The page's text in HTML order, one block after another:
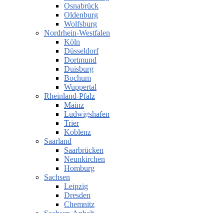
Osnabrück
Oldenburg
Wolfsburg
Nordrhein-Westfalen
Köln
Düsseldorf
Dortmund
Duisburg
Bochum
Wuppertal
Rheinland-Pfalz
Mainz
Ludwigshafen
Trier
Koblenz
Saarland
Saarbrücken
Neunkirchen
Homburg
Sachsen
Leipzig
Dresden
Chemnitz